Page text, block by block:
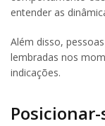
entender as
Além disso,
lembradas nos
indicações.